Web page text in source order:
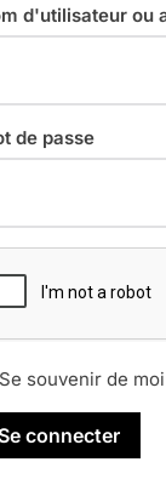
d'utilisateur ou
de passe
souvenir de moi